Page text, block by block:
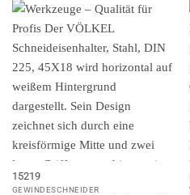
15219
GEWINDESCHNEIDER